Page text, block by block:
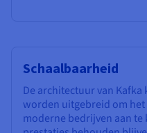
Schaalbaarheid
De architectuur van
worden uitgebreid om
moderne bedrijven aan